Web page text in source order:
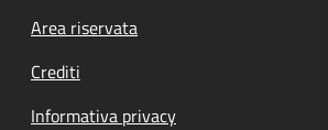
Footer menu
Area riservata
Crediti
Informativa privacy